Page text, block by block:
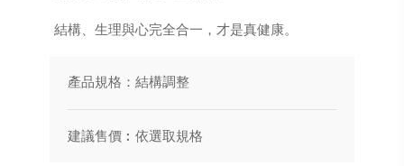
結構、生理與心完全合一，才是真健康。
產品規格：結構調整
建議售價︰依選取規格